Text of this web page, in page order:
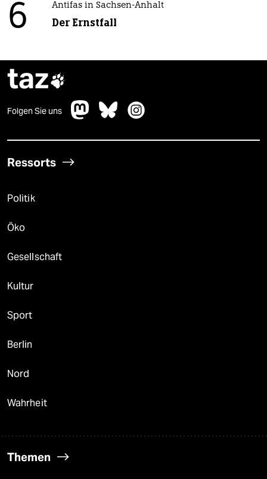
6 Antifas in Sachsen-Anhalt
Der Ernstfall
taz
Folgen Sie uns
Ressorts
Politik
Öko
Gesellschaft
Kultur
Sport
Berlin
Nord
Wahrheit
Themen